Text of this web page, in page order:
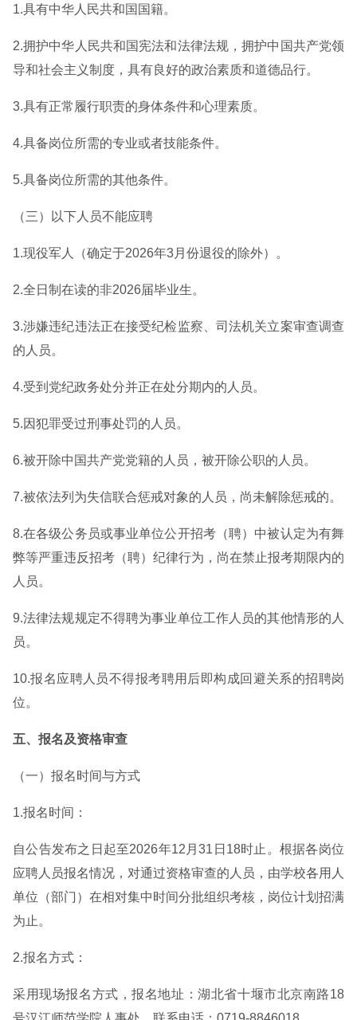
1.具有中华人民共和国国籍。
2.拥护中华人民共和国宪法和法律法规，拥护中国共产党领
导和社会主义制度，具有良好的政治素质和道德品行。
3.具有正常履行职责的身体条件和心理素质。
4.具备岗位所需的专业或者技能条件。
5.具备岗位所需的其他条件。
（三）以下人员不能应聘
1.现役军人（确定于2026年3月份退役的除外）。
2.全日制在读的非2026届毕业生。
3.涉嫌违纪违法正在接受纪检监察、司法机关立案审查调查
的人员。
4.受到党纪政务处分并正在处分期内的人员。
5.因犯罪受过刑事处罚的人员。
6.被开除中国共产党党籍的人员，被开除公职的人员。
7.被依法列为失信联合惩戒对象的人员，尚未解除惩戒的。
8.在各级公务员或事业单位公开招考（聘）中被认定为有舞
弊等严重违反招考（聘）纪律行为，尚在禁止报考期限内的
人员。
9.法律法规规定不得聘为事业单位工作人员的其他情形的人
员。
10.报名应聘人员不得报考聘用后即构成回避关系的招聘岗
位。
五、报名及资格审查
（一）报名时间与方式
1.报名时间：
自公告发布之日起至2026年12月31日18时止。根据各岗位
应聘人员报名情况，对通过资格审查的人员，由学校各用人
单位（部门）在相对集中时间分批组织考核，岗位计划招满
为止。
2.报名方式：
采用现场报名方式，报名地址：湖北省十堰市北京南路18